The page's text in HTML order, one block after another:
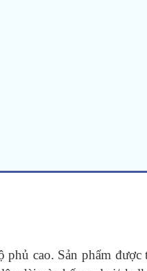
cao. Sản phẩm được